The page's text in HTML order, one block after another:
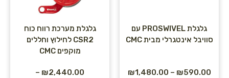
גלגלת PROSWIVEL עם
סוויבל אינטגרלי מבית CMC
₪590.00
–
₪1,480.00
גלגלת מערכת רווח כוח
CSR2 לחילוץ וחללים
מוקפים CMC
₪2,440.00
–